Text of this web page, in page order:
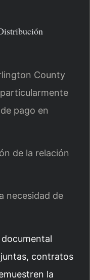
County
pago en
de la relación
necesidad de
contratos
la